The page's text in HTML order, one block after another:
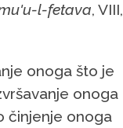
l-fetava, VIII,
onoga što je
onoga
činjenje onoga